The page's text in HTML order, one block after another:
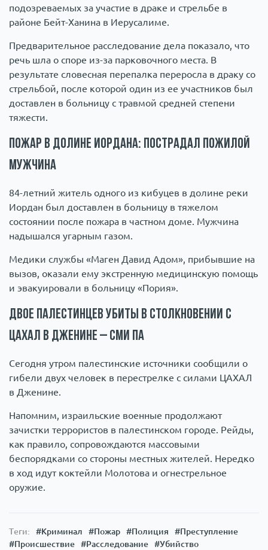
подозреваемых за участие в драке и стрельбе в
районе Бейт-Ханина в Иерусалиме.
Предварительное расследование дела показало, что
речь шла о споре из-за парковочного места. В
результате словесная перепалка переросла в драку со
стрельбой, после которой один из ее участников был
доставлен в больницу с травмой средней степени
тяжести.
Пожар в долине Иордана: пострадал пожилой
мужчина
84-летний житель одного из кибуцев в долине реки
Иордан был доставлен в больницу в тяжелом
состоянии после пожара в частном доме. Мужчина
надышался угарным газом.
Медики службы «Маген Давид Адом», прибывшие на
вызов, оказали ему экстренную медицинскую помощь
и эвакуировали в больницу «Пория».
Двое палестинцев убиты в столкновении с
ЦАХАЛ в Дженине – СМИ ПА
Сегодня утром палестинские источники сообщили о
гибели двух человек в перестрелке с силами ЦАХАЛ
в Дженине.
Напомним, израильские военные продолжают
зачистки террористов в палестинском городе. Рейды,
как правило, сопровождаются массовыми
беспорядками со стороны местных жителей. Нередко
в ход идут коктейли Молотова и огнестрельное
оружие.
Теги: #Криминал #Пожар #Полиция
#Преступление
#Происшествие
#Расследование
#Убийство